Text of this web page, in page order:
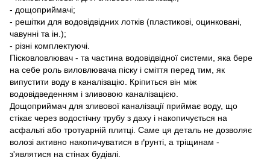
- дощоприймачі;
- решітки для водовідвідних лотків (пластикові, оцинковані,
чавунні та ін.);
- різні комплектуючі.
Пісковловлювач - та частина водовідвідної системи, яка бере
на себе роль виловлювача піску і сміття перед тим, як
випустити воду в каналізацію. Кріпиться він між
водовідведенням і зливовою каналізацією.
Дощоприймач для зливової каналізації приймає воду, що
стікає через водостічну трубу з даху і накопичується на
асфальті або тротуарній плитці. Саме ця деталь не дозволяє
волозі активно накопичуватися в ґрунті, а тріщинам -
з'являтися на стінах будівлі.